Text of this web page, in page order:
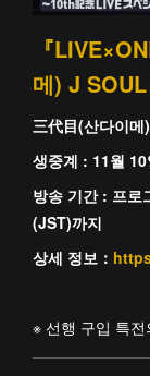
『
메) J SOUL
三代目(산다이
생중계 : 11월
방송 기간 : 프로
(JST)까지
상세 정보：
※ 선행 구입 특